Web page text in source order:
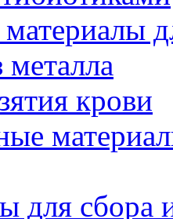
металла
крови
для сбора